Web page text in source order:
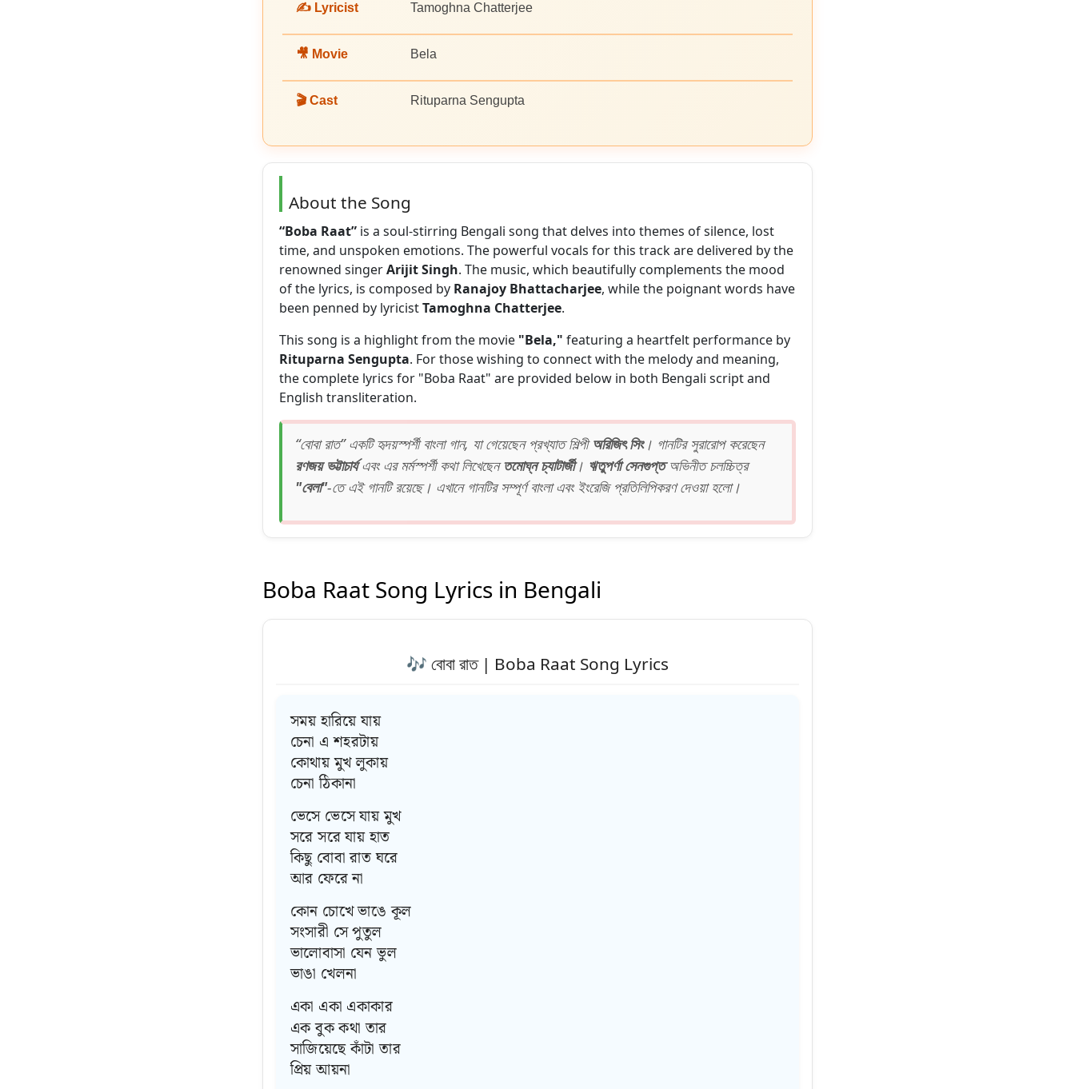
✍️ Lyricist Tamoghna Chatterjee
🎥 Movie Bela
🎬 Cast Rituparna Sengupta
About the Song
“Boba Raat” is a soul-stirring Bengali song that delves into themes of silence, lost
time, and unspoken emotions. The powerful vocals for this track are delivered by the
renowned singerArijit Singh. The music, which beautifully complements the mood
of the lyrics, is composed by Ranajoy Bhattacharjee, while the poignant words have
been penned by lyricistTamoghna Chatterjee.
This song is a highlight from the movie "Bela," featuring a heartfelt performance by
Rituparna Sengupta. For those wishing to connect with the melody and meaning,
the complete lyrics for "Boba Raat" are provided below in both Bengali script and
English transliteration.
“বোবা রাত” একটি হৃদয়স্পর্শী বাংলা গান, যা গেয়েছেন প্রখ্যাত শিল্পীঅরিজিৎ সিং। গানটির সুরারোপ করেছেন
রণজয় ভট্টাচার্যএবং এর মর্মস্পর্শী কথা লিখেছেনতমোঘ্ন চ্যাটার্জী। ঋতুপর্ণা সেনগুপ্তঅভিনীত চলচ্চিত্র
"বেলা"-তে এই গানটি রয়েছে। এখানে গানটির সম্পূর্ণ বাংলা এবং ইংরেজি প্রতিলিপিকরণ দেওয়া হলো।
Boba Raat Song Lyrics in Bengali
🎶 বোবা রাত | Boba Raat Song Lyrics
সময় হারিয়ে যায়
চেনা এ শহরটায়
কোথায় মুখ লুকায়
চেনা ঠিকানা
ভেসে ভেসে যায় মুখ
সরে সরে যায় হাত
কিছু বোবা রাত ঘরে
আর ফেরে না
কোন চোখে ভাঙে কূল
সংসারী সে পুতুল
ভালোবাসা যেন ভুল
ভাঙা খেলনা
একা একা একাকার
এক বুক কথা তার
সাজিয়েছে কাঁটা তার
প্রিয় আয়না